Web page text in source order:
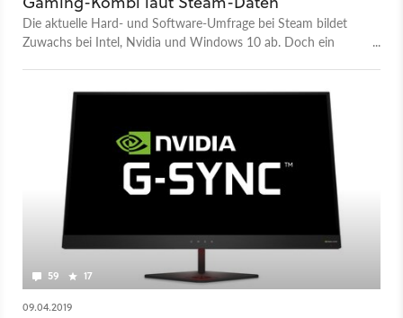
Die aktuelle Hard- und Software-Umfrage bei Steam bildet
Zuwachs bei Intel, Nvidia und Windows 10 ab. Doch ein
59 17
09.04.2019